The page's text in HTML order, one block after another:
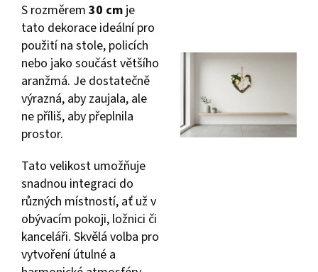
S rozměrem 30 cm je
tato dekorace ideální pro
použití na stole, policích
nebo jako součást většího
aranžmá. Je dostatečně
výrazná, aby zaujala, ale
ne příliš, aby přeplnila
prostor.
Tato velikost umožňuje
snadnou integraci do
různých místností, ať už v
obývacím pokoji, ložnici či
kanceláři. Skvělá volba pro
vytvoření útulné a